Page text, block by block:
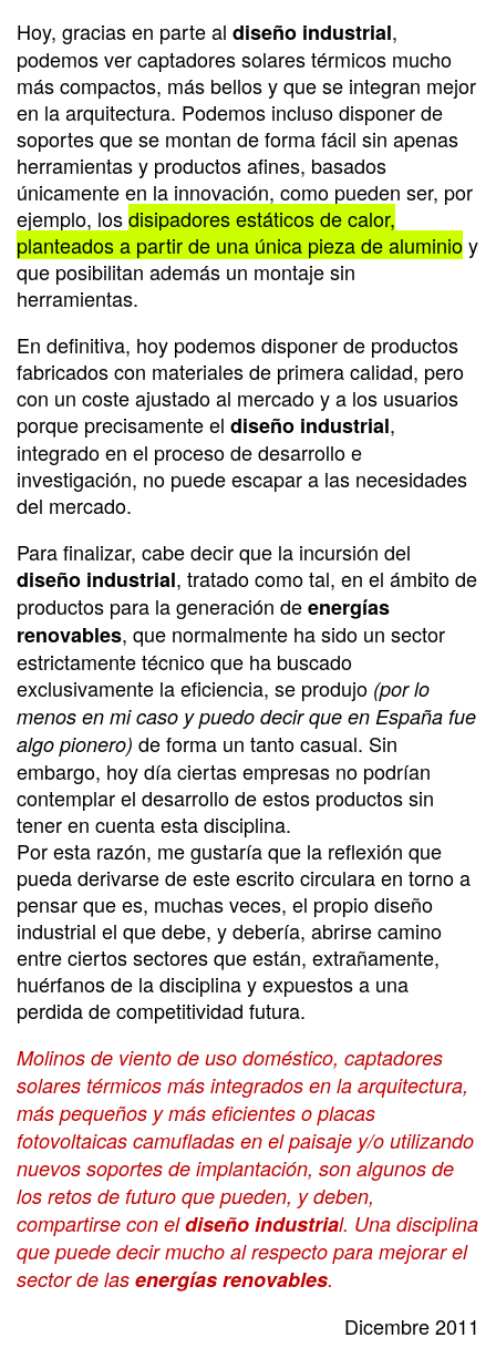
Hoy, gracias en parte al diseño industrial,
podemos ver captadores solares térmicos mucho
más compactos, más bellos y que se integran mejor
en la arquitectura. Podemos incluso disponer de
soportes que se montan de forma fácil sin apenas
herramientas y productos afines, basados
únicamente en la innovación, como pueden ser, por
ejemplo, losdisipadores estáticos de calor,
planteados a partir de una única pieza de aluminioy
que posibilitan además un montaje sin
herramientas.
En definitiva, hoy podemos disponer de productos
fabricados con materiales de primera calidad, pero
con un coste ajustado al mercado y a los usuarios
porque precisamente el diseño industrial,
integrado en el proceso de desarrollo e
investigación, no puede escapar a las necesidades
del mercado.
Para finalizar, cabe decir que la incursión del
diseño industrial, tratado como tal, en el ámbito de
productos para la generación deenergías
renovables, que normalmente ha sido un sector
estrictamente técnico que ha buscado
exclusivamente la eficiencia, se produjo (por lo
menos en mi caso y puedo decir que en España fue
algo pionero) de forma un tanto casual. Sin
embargo, hoy día ciertas empresas no podrían
contemplar el desarrollo de estos productos sin
tener en cuenta esta disciplina.
Por esta razón, me gustaría que la reflexión que
pueda derivarse de este escrito circulara en torno a
pensar que es, muchas veces, el propio diseño
industrial el que debe, y debería, abrirse camino
entre ciertos sectores que están, extrañamente,
huérfanos de la disciplina y expuestos a una
perdida de competitividad futura.
Molinos de viento de uso doméstico, captadores
solares térmicos más integrados en la arquitectura,
más pequeños y más eficientes o placas
fotovoltaicas camufladas en el paisaje y/o utilizando
nuevos soportes de implantación, son algunos de
los retos de futuro que pueden, y deben,
compartirse con eldiseño industrial. Una disciplina
que puede decir mucho al respecto para mejorar el
sector de las energías renovables.
Dicembre 2011